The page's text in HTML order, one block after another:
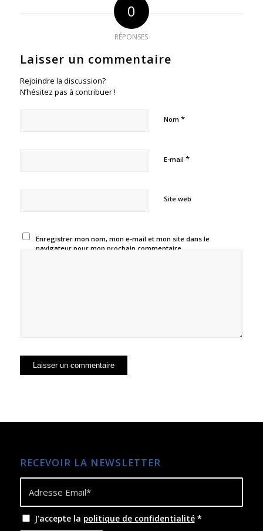
0
RÉPONSES
Laisser un commentaire
Rejoindre la discussion?
N’hésitez pas à contribuer !
Nom *
E-mail *
Site web
Enregistrer mon nom, mon e-mail et mon site dans le
navigateur pour mon prochain commentaire.
RECEVOIR LA NEWSLETTER
J'accepte la politique de confidentialité *